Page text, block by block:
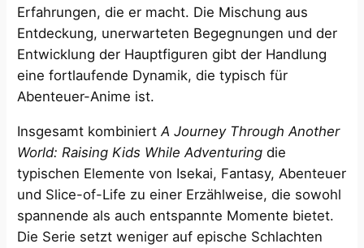
Erfahrungen, die er macht. Die Mischung aus
Entdeckung, unerwarteten Begegnungen und der
Entwicklung der Hauptfiguren gibt der Handlung
eine fortlaufende Dynamik, die typisch für
Abenteuer-Anime ist.
Insgesamt kombiniertA Journey Through Another
World: Raising Kids While Adventuring die
typischen Elemente von Isekai, Fantasy, Abenteuer
und Slice-of-Life zu einer Erzählweise, die sowohl
spannende als auch entspannte Momente bietet.
Die Serie setzt weniger auf epische Schlachten